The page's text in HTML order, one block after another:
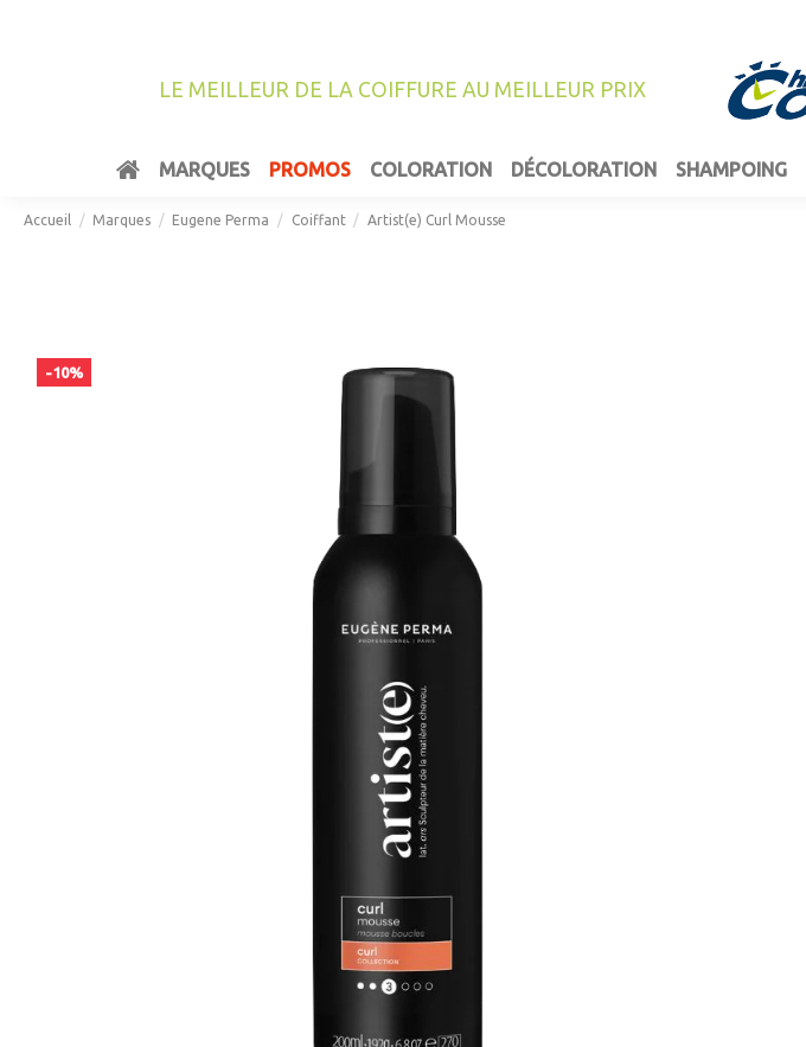
LE MEILLEUR DE LA COIFFURE AU MEILLEUR PRIX
MARQUES PROMOS COLORATION DÉCOLORATION SHAMPOING
Accueil Marques Eugene Perma Coiffant Artist(e) Curl Mousse
-10%